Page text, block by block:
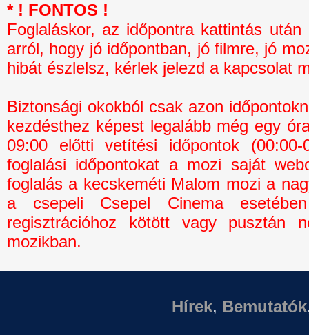
* ! FONTOS !
Foglaláskor, az időpontra kattintás
arról, hogy jó időpontban, jó filmre, jó
hibát észlelsz, kérlek jelezd a kapcsolat
Biztonsági okokból csak azon
kezdésthez képest legalább még egy
09:00 előtti vetítési időpontok
foglalási időpontokat a mozi saját
foglalás a kecskeméti Malom mozi a
a csepeli Csepel Cinema
regisztrációhoz kötött vagy pusztán
mozikban.
Hírek, Bemutatók